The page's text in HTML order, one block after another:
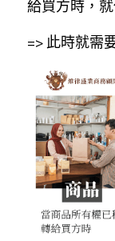
給買方時，
=> 此時就需